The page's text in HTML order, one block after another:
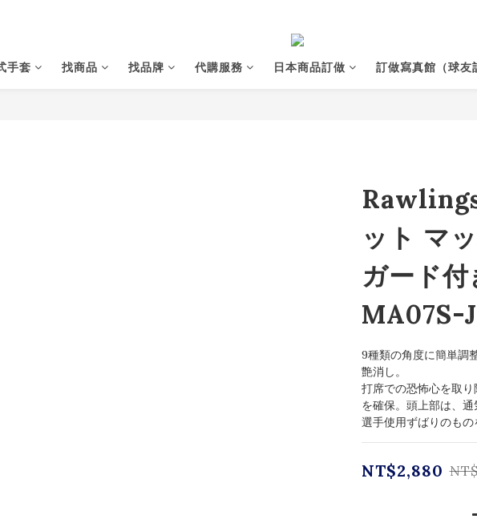
手套 找商品 找品牌 代購服務 日本商品訂做 訂做寫真館（球友
ット マ
ガード
MA07S-
9種類の角度に簡単調
艶消し。
打席での恐怖心を取
を確保。頭上部は、
選手使用ずばりのもの
NT$2,880